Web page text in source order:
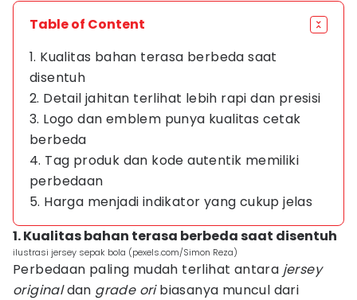
Table of Content
1. Kualitas bahan terasa berbeda saat
disentuh
2. Detail jahitan terlihat lebih rapi dan presisi
3. Logo dan emblem punya kualitas cetak
berbeda
4. Tag produk dan kode autentik memiliki
perbedaan
5. Harga menjadi indikator yang cukup jelas
1. Kualitas bahan terasa berbeda saat disentuh
ilustrasi jersey sepak bola (pexels.com/Simon Reza)
Perbedaan paling mudah terlihat antara jersey
originaldan grade oribiasanya muncul dari